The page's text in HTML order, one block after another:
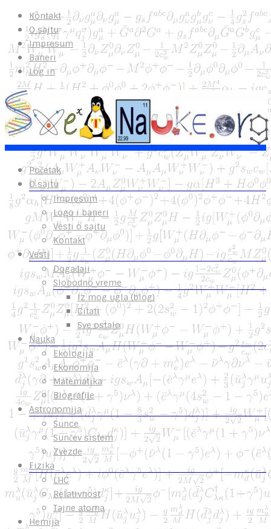
Kontakt
O sajtu
Impresum
Baneri
Log in
Početak
O sajtu
Impresum
Logo i baneri
Vesti o sajtu
Kontakt
Vesti
Događaji
Slobodno vreme
Iz mog ugla (blog)
Citati
Sve ostalo
Nauka
Ekologija
Ekonomija
Matematika
Biografije
Astronomija
Sunce
Sunčev sistem
Zvezde
Fizika
LHC
Relativnost
Tajne atoma
Hemija